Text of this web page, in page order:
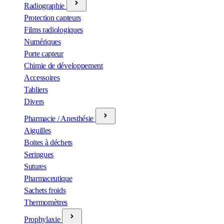
Radiographie
Protection capteurs
Films radiologiques
Numériques
Porte capteur
Chimie de développement
Accessoires
Tabliers
Divers
Pharmacie / Anesthésie
Aiguilles
Boites à déchets
Seringues
Sutures
Pharmaceutique
Sachets froids
Thermomètres
Prophylaxie